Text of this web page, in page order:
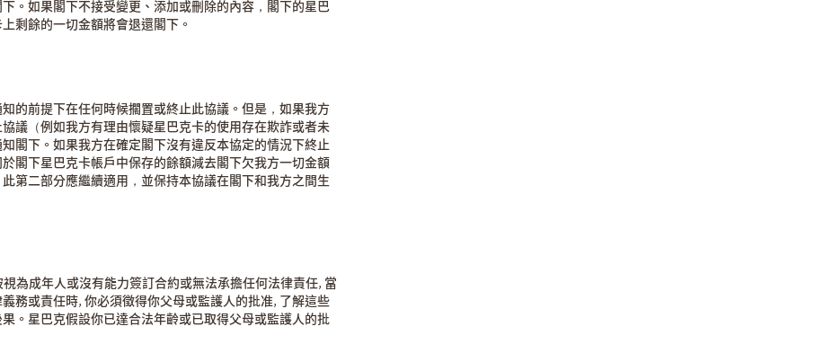
。如果閣下不接受變更、添加或刪除的內容，閣下的星巴
剩餘的一切金額將會退還閣下。
的前提下在任何時候擱置或終止此協議。但是，如果我方
議（例如我方有理由懷疑星巴克卡的使用存在欺詐或者未
閣下。如果我方在確定閣下沒有違反本協定的情況下終止
閣下星巴克卡帳戶中保存的餘額減去閣下欠我方一切金額
第二部分應繼續適用，並保持本協議在閣下和我方之間生
為成年人或沒有能力簽訂合約或無法承擔任何法律責任, 當
務或責任時, 你必須徵得你父母或監護人的批准, 了解這些
。星巴克假設你已達合法年齡或已取得父母或監護人的批